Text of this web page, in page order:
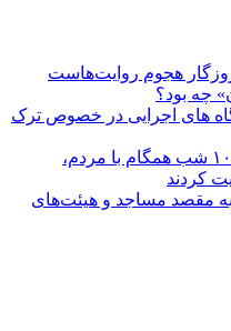
هجوم روایت‌هاست
چه بود؟
های اجرایی در خصوص ترک
کانون‌های بسیج رسانه البرز ۱۰۸ شب همگام با مردم،
کردند
به مقصد مساجد و هیئت‌های